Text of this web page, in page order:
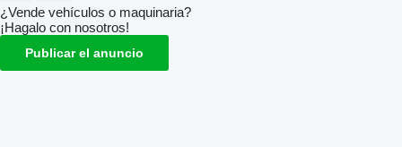
¿Vende vehículos o maquinaria?
¡Hagalo con nosotros!
Publicar el anuncio